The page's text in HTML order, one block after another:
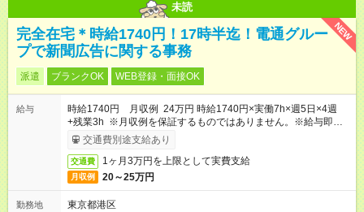
未読
NEW
完全在宅＊時給1740円！17時半迄！電通グルー
プで新聞広告に関する事務
派遣 ブランクOK WEB登録・面接OK
給与
時給1740円 月収例 24万円 時給1740円×実働7h×週5日×4週
+残業3h ※月収例を保証するものではありません。※給与即受取
りサービス利用可（利用条件有）
交通費別途支給あり
交通費 1ヶ月3万円を上限として実費支給
月収例 20～25万円
勤務地
東京都港区